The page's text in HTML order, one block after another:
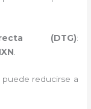
(DTG):
reducirse a